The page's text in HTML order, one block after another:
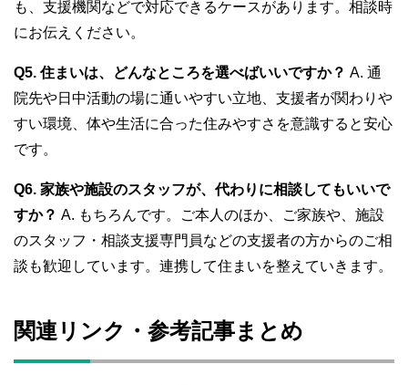
も、支援機関などで対応できるケースがあります。相談時
にお伝えください。
Q5. 住まいは、どんなところを選べばいいですか？ A. 通
院先や日中活動の場に通いやすい立地、支援者が関わりや
すい環境、体や生活に合った住みやすさを意識すると安心
です。
Q6. 家族や施設のスタッフが、代わりに相談してもいいで
すか？ A. もちろんです。ご本人のほか、ご家族や、施設
のスタッフ・相談支援専門員などの支援者の方からのご相
談も歓迎しています。連携して住まいを整えていきます。
関連リンク・参考記事まとめ